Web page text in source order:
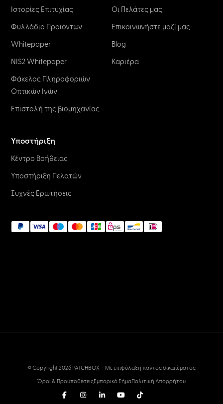
Ιστορίες Επιτυχίας
Φυλλάδιο Προϊόντων
Whitepaper
NIS2 Whitepaper
Φάκελος Πληροφοριών
Οπτικών Ινών
Επιστολή της βιομηχανίας
Οι Πελάτες μας
Επικοινωνήστε μαζί μας
Blog
Καριέρα
Υποστήριξη
Κέντρο Βοήθειας
Υποστήριξη Πελατών
Συχνές Ερωτήσεις
© Copyright 2026 PATCHBOX – Με επιφύλαξη παντός δικαιώματος
Όροι & ΠροϋποθέσειςΕμπορικό ΣήμαΠολιτική Απορρήτου